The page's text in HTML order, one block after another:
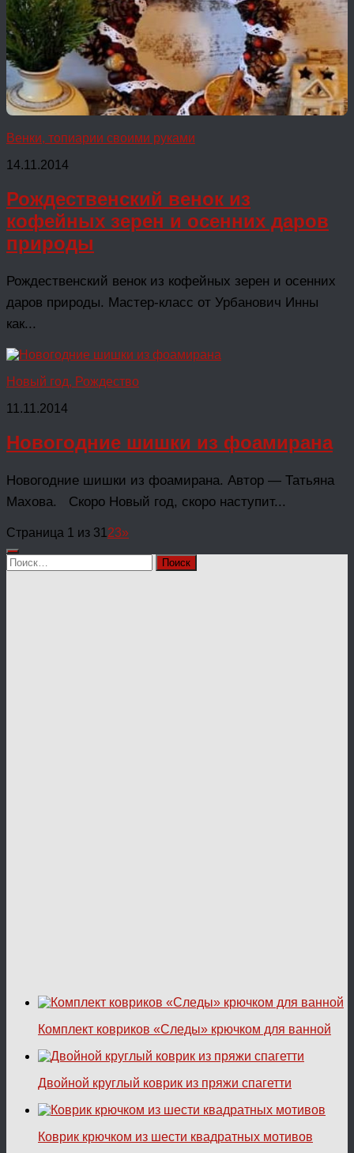
Венки, топиарии своими руками
14.11.2014
Рождественский венок из
кофейных зерен и осенних даров
природы
Рождественский венок из кофейных зерен и осенних
даров природы. Мастер-класс от Урбанович Инны
как...
Новый год, Рождество
11.11.2014
Новогодние шишки из фоамирана
Новогодние шишки из фоамирана. Автор — Татьяна
Махова. Скоро Новый год, скоро наступит...
Страница 1 из 31 23»
Найти:
Комплект ковриков «Следы» крючком для ванной
Двойной круглый коврик из пряжи спагетти
Коврик крючком из шести квадратных мотивов